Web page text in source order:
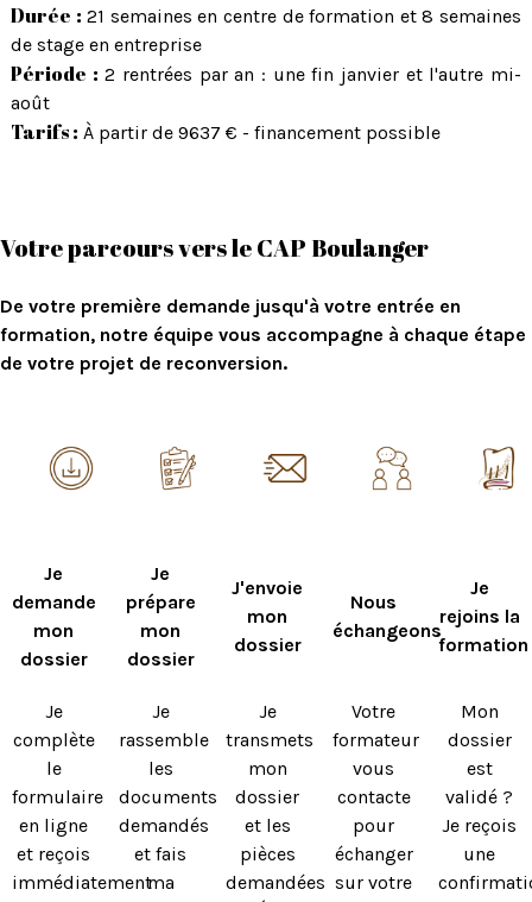
Durée : 21 semaines en centre de formation et 8 semaines
de stage en entreprise
Période : 2 rentrées par an : une fin janvier et l'autre mi-
août
Tarifs : À partir de 9637 € - financement possible
Votre parcours vers le CAP Boulanger
De votre première demande jusqu'à votre entrée en
formation, notre équipe vous accompagne à chaque étape
de votre projet de reconversion.
Je
demande
mon
dossier
Je
prépare
mon
dossier
J'envoie
mon
dossier
Nous
échangeons
Je
rejoins la
formation
Je
complète
le
formulaire
en ligne
et reçois
immédiatement
Je
rassemble
les
documents
demandés
et fais
ma
Je
transmets
mon
dossier
et les
pièces
demandées
Votre
formateur
vous
contacte
pour
échanger
sur votre
Mon
dossier
est
validé ?
Je reçois
une